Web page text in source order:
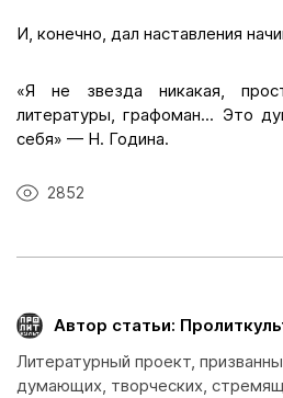
И, конечно, дал наставления
«Я не звезда никакая,
литературы, графоман... Это
себя» — Н. Година.
2852
Автор статьи:
Литературный проект,
думающих, творческих,